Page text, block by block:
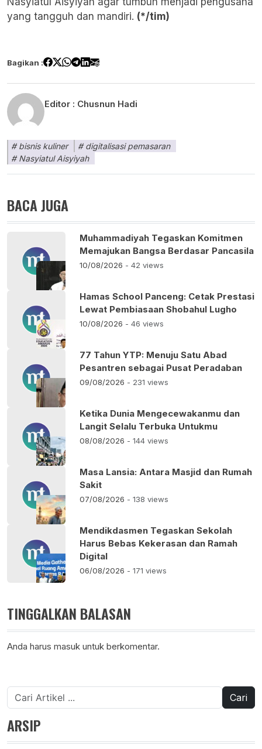
yang tangguh dan mandiri. (*/tim)
Bagikan :
Editor : Chusnun Hadi
bisnis kuliner
digitalisasi pemasaran
Nasyiatul Aisyiyah
BACA JUGA
Muhammadiyah Tegaskan Komitmen
Memajukan Bangsa Berdasar Pancasila
10/08/2026 - 42 views
Hamas School Panceng: Cetak Prestasi
Lewat Pembiasaan Shobahul Lugho
10/08/2026 - 46 views
77 Tahun YTP: Menuju Satu Abad
Pesantren sebagai Pusat Peradaban
09/08/2026 - 231 views
Ketika Dunia Mengecewakanmu dan
Langit Selalu Terbuka Untukmu
08/08/2026 - 144 views
Masa Lansia: Antara Masjid dan Rumah
Sakit
07/08/2026 - 138 views
Mendikdasmen Tegaskan Sekolah
Harus Bebas Kekerasan dan Ramah
Digital
06/08/2026 - 171 views
TINGGALKAN BALASAN
Anda harus masuk untuk berkomentar.
Cari
untuk:
ARSIP